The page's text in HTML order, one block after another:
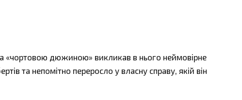
«чортовою дюжиною» викликав в нього неймовірне
та непомітно переросло у власну справу, якій він